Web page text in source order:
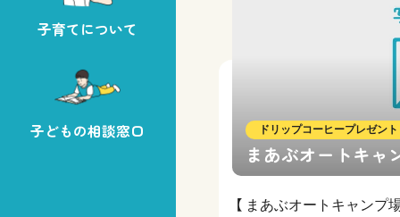
子育てについて
子どもの相談窓口 ドリップコーヒープレゼント
まあぶオートキャ
【 まあぶオートキャンプ